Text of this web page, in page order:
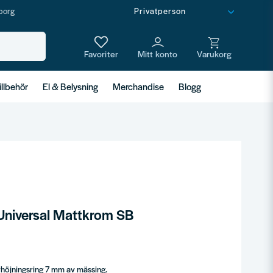
El & Belysning Merchandise Blogg
Mattkrom SB
7 mm av mässing.